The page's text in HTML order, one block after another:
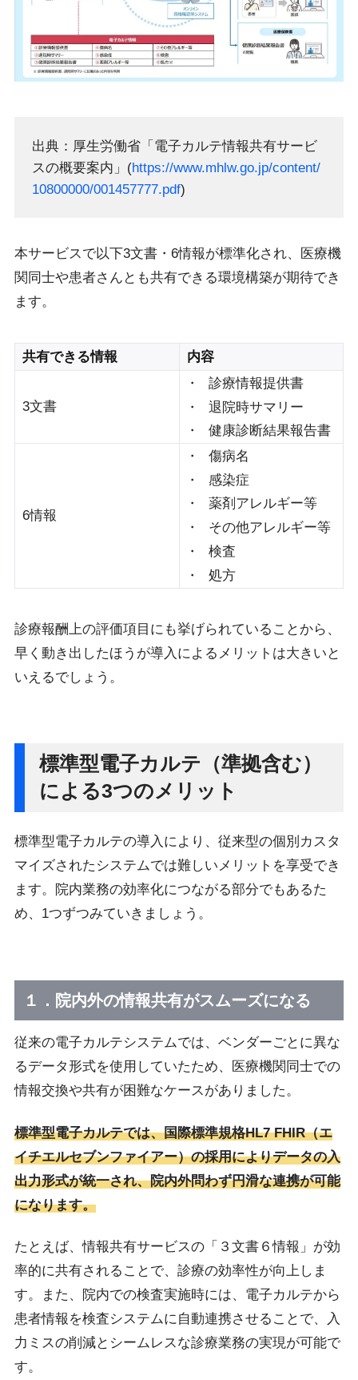
出典：厚生労働省「電子カルテ情報共有サービ
スの概要案内」(https://www.mhlw.go.jp/content/
10800000/001457777.pdf)
本サービスで以下3文書・6情報が標準化され、医療機
関同士や患者さんとも共有できる環境構築が期待でき
ます。
共有できる情報 内容
3文書
診療情報提供書
退院時サマリー
健康診断結果報告書
6情報
傷病名
感染症
薬剤アレルギー等
その他アレルギー等
検査
処方
診療報酬上の評価項目にも挙げられていることから、
早く動き出したほうが導入によるメリットは大きいと
いえるでしょう。
標準型電子カルテ（準拠含む）
による3つのメリット
標準型電子カルテの導入により、従来型の個別カスタ
マイズされたシステムでは難しいメリットを享受でき
ます。院内業務の効率化につながる部分でもあるた
め、1つずつみていきましょう。
１．院内外の情報共有がスムーズになる
従来の電子カルテシステムでは、ベンダーごとに異な
るデータ形式を使用していたため、医療機関同士での
情報交換や共有が困難なケースがありました。
標準型電子カルテでは、国際標準規格HL7 FHIR（エ
イチエルセブンファイアー）の採用によりデータの入
出力形式が統一され、院内外問わず円滑な連携が可能
になります。
たとえば、情報共有サービスの「３文書６情報」が効
率的に共有されることで、診療の効率性が向上しま
す。また、院内での検査実施時には、電子カルテから
患者情報を検査システムに自動連携させることで、入
力ミスの削減とシームレスな診療業務の実現が可能で
す。